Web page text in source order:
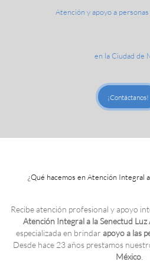
Atención y apoyo a
en la Ciudad de
¡Contáctanos!
¿Qué hacemos en Atención Integral
Recibe atención profesional y apoyo
Atención Integral a la Senectud Luz
especializada en brindar apoyo a las
Desde hace 23 años prestamos
México